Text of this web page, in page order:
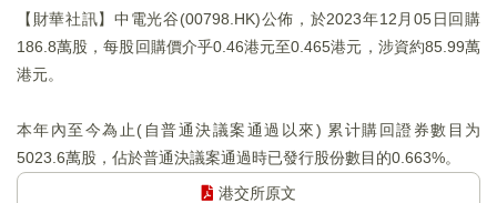
【財華社訊】中電光谷(00798.HK)公佈，於2023年12月05日回購
186.8萬股，每股回購價介乎0.46港元至0.465港元，涉資約85.99萬
港元。
本年內至今為止(自普通決議案通過以來) 累计購回證券數目为
5023.6萬股，佔於普通決議案通過時已發行股份數目的0.663%。
港交所原文